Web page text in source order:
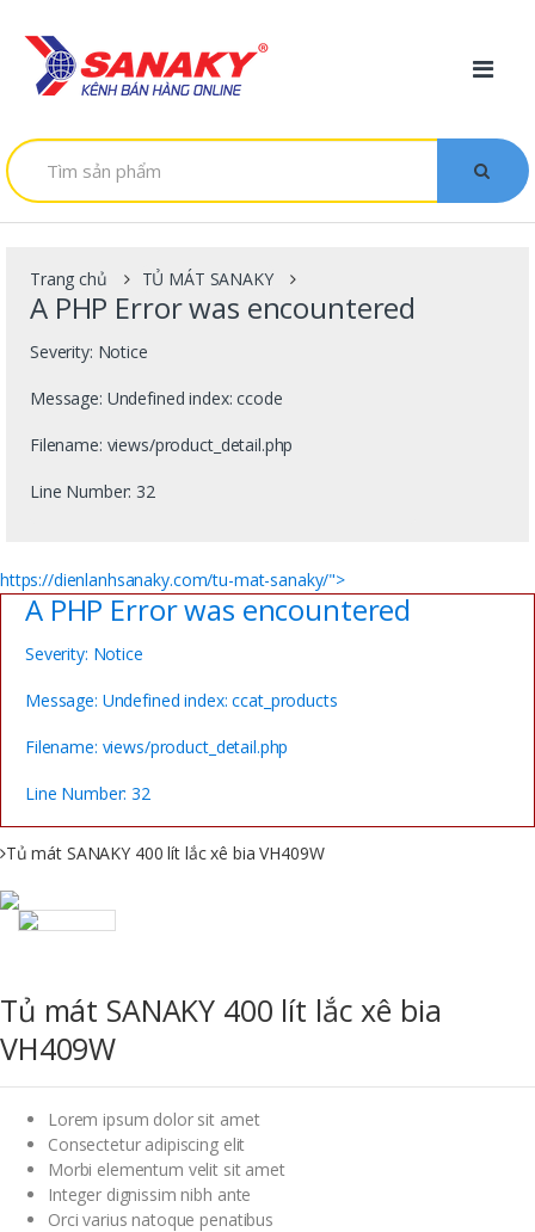
T
ì
m
Trang chủ TỦ MÁT SANAKY
A PHP Error was encountered
Severity: Notice
Message: Undefined index: ccode
Filename: views/product_detail.php
Line Number: 32
https://dienlanhsanaky.com/tu-mat-sanaky/">
A PHP Error was encountered
Severity: Notice
Message: Undefined index: ccat_products
Filename: views/product_detail.php
Line Number: 32
Tủ mát SANAKY 400 lít lắc xê bia VH409W
Tủ mát SANAKY 400 lít lắc xê bia
VH409W
Lorem ipsum dolor sit amet
Consectetur adipiscing elit
Morbi elementum velit sit amet
Integer dignissim nibh ante
Orci varius natoque penatibus